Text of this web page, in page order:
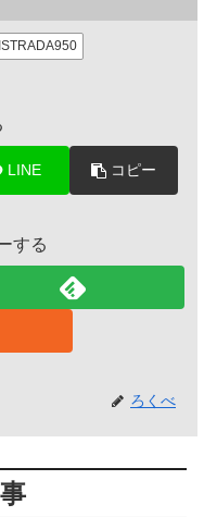
LINE コピー
する
ろくべ